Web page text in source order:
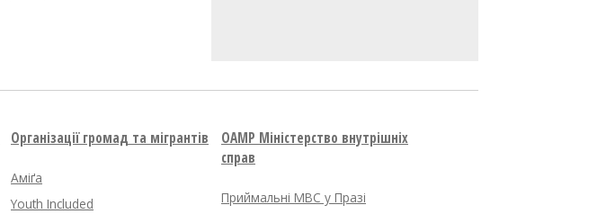
Організації громад та мігрантів
Аміґа
Youth Included
OAMP Міністерство внутрішніх
справ
Приймальні МВС у Празі